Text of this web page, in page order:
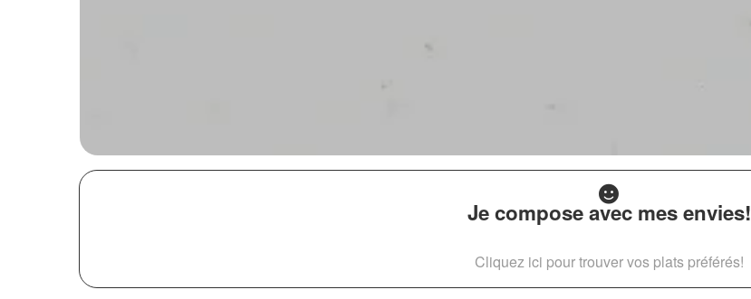
Je compose avec mes envies!
Cliquez ici pour trouver vos plats préférés!